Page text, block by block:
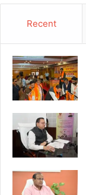
Recent